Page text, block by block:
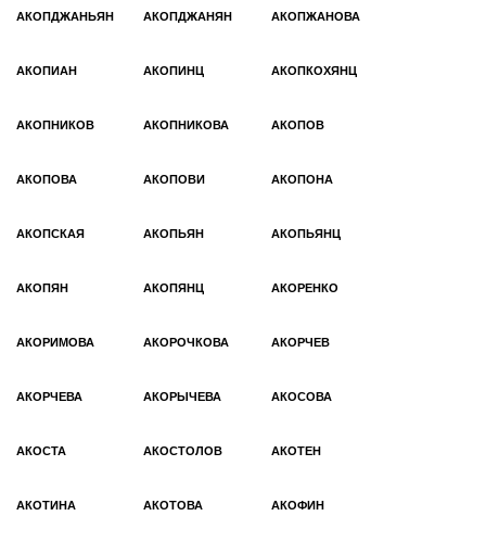
АКОПДЖАНЬЯН АКОПДЖАНЯН АКОПЖАНОВА
АКОПИАН АКОПИНЦ АКОПКОХЯНЦ
АКОПНИКОВ АКОПНИКОВА АКОПОВ
АКОПОВА АКОПОВИ АКОПОНА
АКОПСКАЯ АКОПЬЯН АКОПЬЯНЦ
АКОПЯН АКОПЯНЦ АКОРЕНКО
АКОРИМОВА АКОРОЧКОВА АКОРЧЕВ
АКОРЧЕВА АКОРЫЧЕВА АКОСОВА
АКОСТА АКОСТОЛОВ АКОТЕН
АКОТИНА АКОТОВА АКОФИН